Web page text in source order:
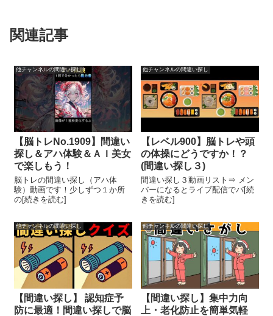
関連記事
他チャンネルの間違い探し
【脳トレNo.1909】間違い
探し＆アハ体験＆ＡＩ美女
で楽しもう！
脳トレの間違い探し（アハ体
験）動画です！少しずつ１か所
の[続きを読む]
他チャンネルの間違い探し
【レベル900】脳トレや頭
の体操にどうですか！？
(間違い探し３)
間違い探し３動画リスト⇒ メン
バーになるとライブ配信でバ[続
きを読む]
他チャンネルの間違い探し
【間違い探し】 認知症予
防に最適！間違い探しで脳
他チャンネルの間違い探し
【間違い探し】集中力向
上・老化防止を簡単気軽